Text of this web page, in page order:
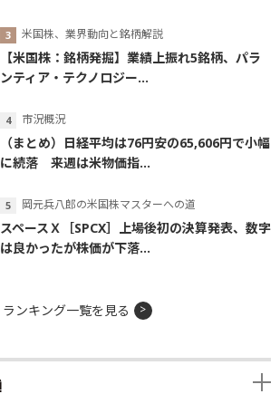
米国株、業界動向と銘柄解説
【米国株：銘柄発掘】業績上振れ5銘柄、パラ
ンティア・テクノロジー...
市況概況
（まとめ）日経平均は76円安の65,606円で小幅
に続落 来週は米物価指...
岡元兵八郎の米国株マスターへの道
スペースＸ［SPCX］上場後初の決算発表、数字
は良かったが株価が下落...
ランキング一覧を見る